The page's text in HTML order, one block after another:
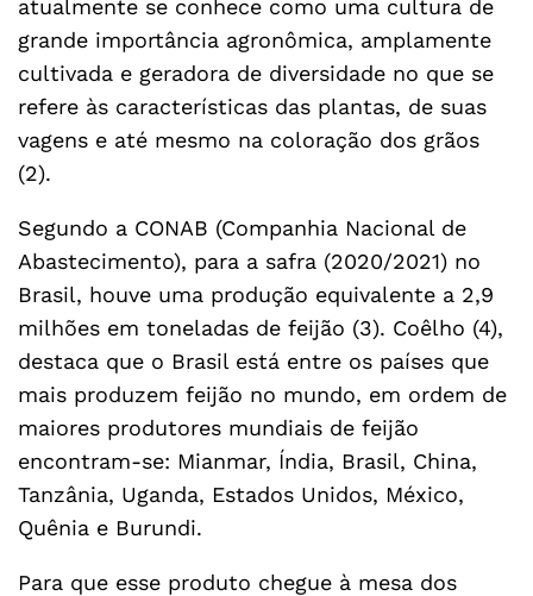
atualmente se conhece como uma cultura de
grande importância agronômica, amplamente
cultivada e geradora de diversidade no que se
refere às características das plantas, de suas
vagens e até mesmo na coloração dos grãos
(2).
Segundo a CONAB (Companhia Nacional de
Abastecimento), para a safra (2020/2021) no
Brasil, houve uma produção equivalente a 2,9
milhões em toneladas de feijão (3). Coêlho (4),
destaca que o Brasil está entre os países que
mais produzem feijão no mundo, em ordem de
maiores produtores mundiais de feijão
encontram-se: Mianmar, Índia, Brasil, China,
Tanzânia, Uganda, Estados Unidos, México,
Quênia e Burundi.
Para que esse produto chegue à mesa dos